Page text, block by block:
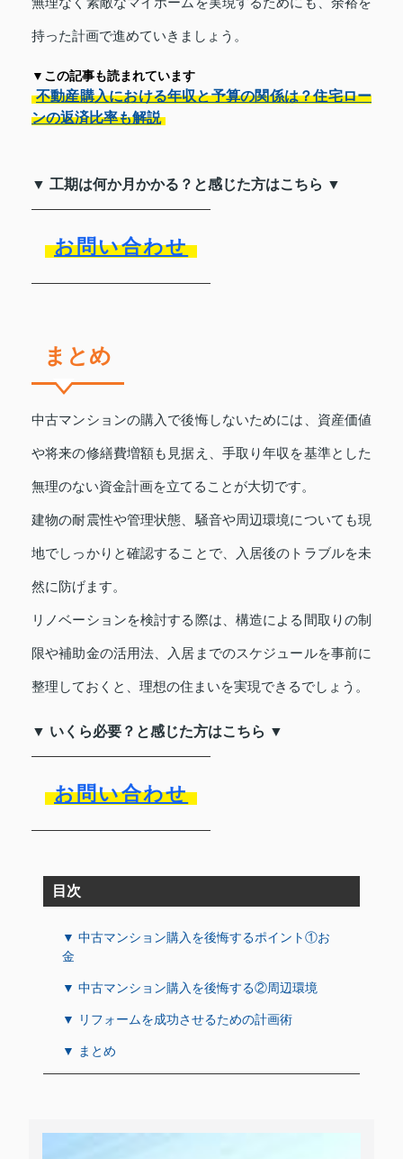
持った計画で進めていきましょう。
▼この記事も読まれています
不動産購入における年収と予算の関係は？住宅ロー
ンの返済比率も解説
▼ 工期は何か月かかる？と感じた方はこちら ▼
お問い合わせ
まとめ
中古マンションの購入で後悔しないためには、資産価値
や将来の修繕費増額も見据え、手取り年収を基準とした
無理のない資金計画を立てることが大切です。
建物の耐震性や管理状態、騒音や周辺環境についても現
地でしっかりと確認することで、入居後のトラブルを未
然に防げます。
リノベーションを検討する際は、構造による間取りの制
限や補助金の活用法、入居までのスケジュールを事前に
整理しておくと、理想の住まいを実現できるでしょう。
▼ いくら必要？と感じた方はこちら ▼
お問い合わせ
目次
▼ 中古マンション購入を後悔するポイント①お
金
▼ 中古マンション購入を後悔する②周辺環境
▼ リフォームを成功させるための計画術
▼ まとめ